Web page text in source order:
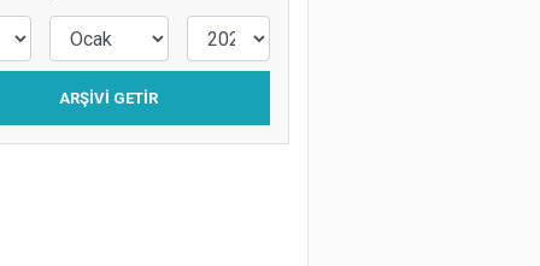
ARŞIVI GETIR